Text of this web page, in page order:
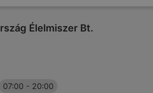
Élelmiszer Bt.
07:00 - 20:00